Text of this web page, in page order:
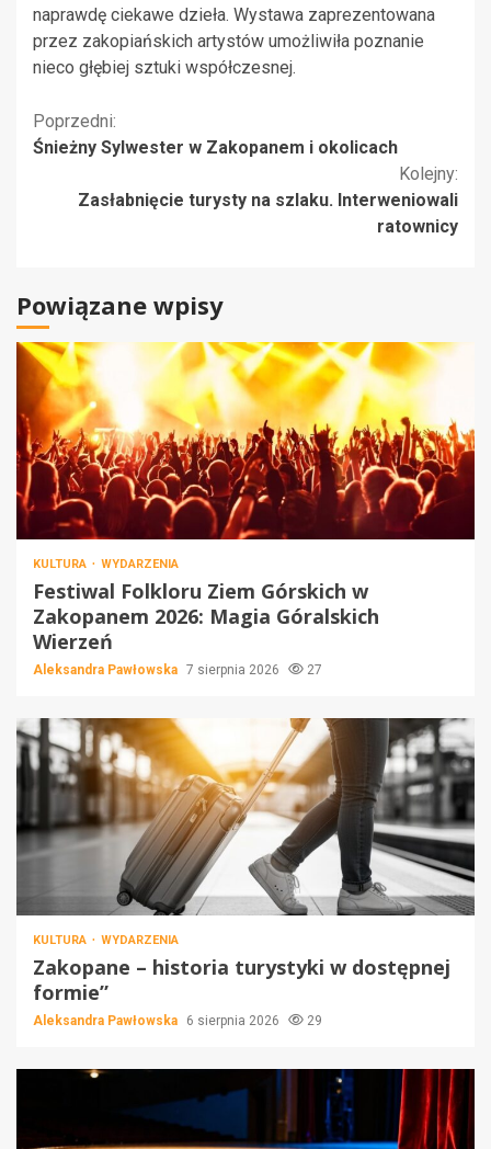
naprawdę ciekawe dzieła. Wystawa zaprezentowana
przez zakopiańskich artystów umożliwiła poznanie
nieco głębiej sztuki współczesnej.
Kontynuuj
czytanie
Poprzedni:
Śnieżny Sylwester w Zakopanem i okolicach
Kolejny:
Zasłabnięcie turysty na szlaku. Interweniowali
ratownicy
Powiązane wpisy
KULTURA WYDARZENIA
Festiwal Folkloru Ziem Górskich w
Zakopanem 2026: Magia Góralskich
Wierzeń
Aleksandra Pawłowska 7 sierpnia 2026 27
KULTURA WYDARZENIA
Zakopane – historia turystyki w dostępnej
formie”
Aleksandra Pawłowska 6 sierpnia 2026 29